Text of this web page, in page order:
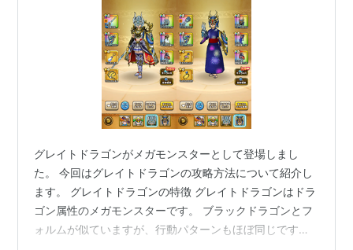
グレイトドラゴンがメガモンスターとして登場しまし
た。 今回はグレイトドラゴンの攻略方法について紹介し
ます。 グレイトドラゴンの特徴 グレイトドラゴンはドラ
ゴン属性のメガモンスターです。 ブラックドラゴンとフ
ォルムが似ていますが、行動パターンもほぼ同じです。